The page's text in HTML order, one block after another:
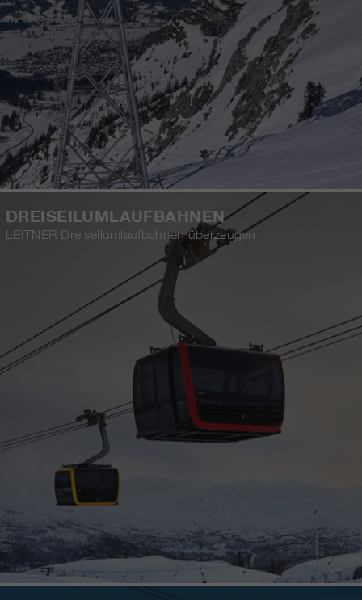
DREISEILUMLAUFBAHNEN
LEITNER Dreiseilumlaufbahnen überzeugen